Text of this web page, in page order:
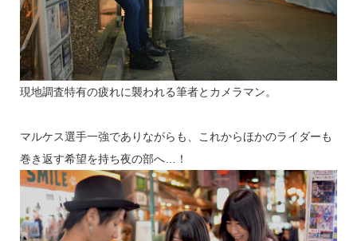
現地調査特有の疲れに襲われる筆者とカメラマン。
マルケス選手一強でありながらも、これからほかのライダーも
巻き返す希望を持ち夜の部へ…！